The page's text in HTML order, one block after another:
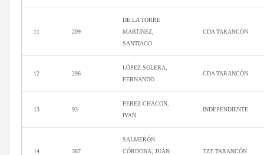
11 209
DE LA TORRE
MARTINEZ,
SANTIAGO
CDA TARANCÓN
12 296
LÓPEZ SOLERA,
FERNANDO
CDA TARANCÓN
13 93
PEREZ CHACON,
IVAN
INDEPENDIENTE
14 387
SALMERÓN
CÓRDOBA, JUAN
TZT TARANCÓN